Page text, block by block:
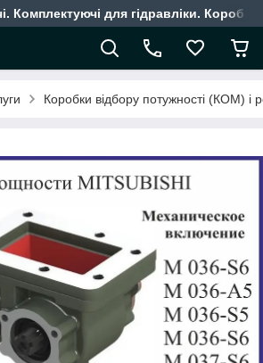
Комплектуючі для гідравліки.
Коробки відбору потужності (КОМ) і